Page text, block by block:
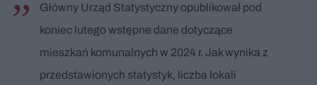
Główny Urząd Statystyczny opublikował pod
koniec lutego wstępne dane dotyczące
mieszkań komunalnych w 2024 r. Jak wynika z
przedstawionych statystyk, liczba lokali